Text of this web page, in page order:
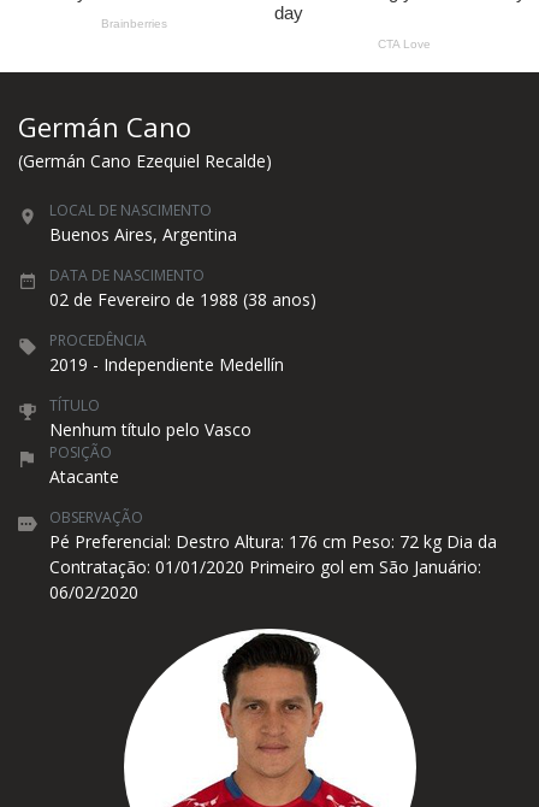
Germán Cano
(Germán Cano Ezequiel Recalde)
LOCAL DE NASCIMENTO
Buenos Aires, Argentina
DATA DE NASCIMENTO
02 de Fevereiro de 1988 (38 anos)
PROCEDÊNCIA
2019 - Independiente Medellín
TÍTULO
Nenhum título pelo Vasco
POSIÇÃO
Atacante
OBSERVAÇÃO
Pé Preferencial: Destro Altura: 176 cm Peso: 72 kg Dia da
Contratação: 01/01/2020 Primeiro gol em São Januário:
06/02/2020